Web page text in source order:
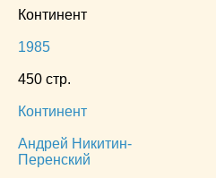
Континент
1985
450 стр.
Континент
Андрей Никитин-
Перенский